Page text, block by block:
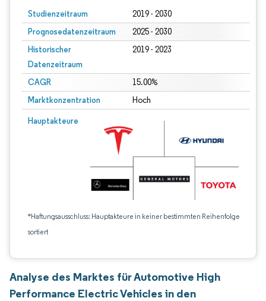
Studienzeitraum 2019 - 2030
Prognosedatenzeitraum 2025 - 2030
Historischer
Datenzeitraum
2019 - 2023
CAGR 15.00%
Marktkonzentration Hoch
Hauptakteure
*Haftungsausschluss: Hauptakteure in keiner bestimmten Reihenfolge
sortiert
Analyse des Marktes für Automotive High
Performance Electric Vehicles in den